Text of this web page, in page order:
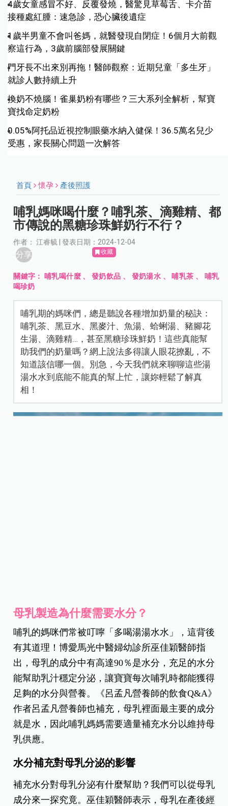
4歲女童感冒不好、反覆發燒，醫驚見草莓舌、卡介苗
接種處紅腫：速急診，恐心臟後遺症
1歲半男童不會叫爸媽，就醫發現自閉症！6個月大前觀
察這行為，3歲前腦部發展關鍵
門牙長不出來別再拖！醫師觀察：近期兒童「多生牙」
就診人數持續上升
換奶不燒腦！雀巢奶粉有哪些？三大系列全解析，幫寶
寶找命定奶粉
0.05%阿托品近視控制眼藥水納入健保！36.5萬名兒少
受惠，家長關心問題一次解答
首頁 懷孕 產後照護
哺乳媽咪喝什麼？哺乳茶、滴雞精、都
市傳說的黑糖珍珠鮮奶行不行？
作者： 江睿毓 | 發表日期：2024-12-04
分享 收藏
關鍵字： 哺乳喝什麼、發奶飲品 、 發奶湯水 、 哺乳茶 、
哺乳
喝珍奶
哺乳期的媽咪們，總是聽說各種增加奶量的秘訣：
哺乳茶、黑豆水、黑麥汁、魚湯、蛤蜊湯、豬腳花
生湯、滴雞精…，甚至黑糖珍珠鮮奶！這些真能幫
助我們的奶量嗎？網上說法多得讓人眼花撩亂，不
知道該信哪一個。別急，今天我們就來聊聊這些湯
湯水水到底能不能真的幫上忙，讓妳輕鬆了解真
相！
母乳製造為什麼需要水分？
哺乳的媽咪們常被叮嚀「多喝湯湯水水」，這背後
有其道理！博愛馬光中醫婦幼診所巫佳穎醫師指
出，母乳的成分中有高達90％是水分，充足的水分
能幫助乳汁穩定分泌，讓寶寶每次哺乳時都能獲得
足夠的水分與營養。《呂孟凡營養師的飲食Q&A》
作者呂孟凡營養師也補充，母乳裡面最主要的成分
就是水，因此哺乳媽媽需要適量補充水分以維持母
乳供應。
水分補充對母乳分泌的影響
補充水分對母乳分泌有什麼幫助？我們可以從母乳
成分來一探究竟。巫佳穎醫師表示，母乳在產後經